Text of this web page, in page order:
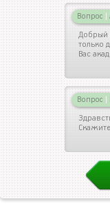
Вопрос |
Добрый
только
Вас
Вопрос |